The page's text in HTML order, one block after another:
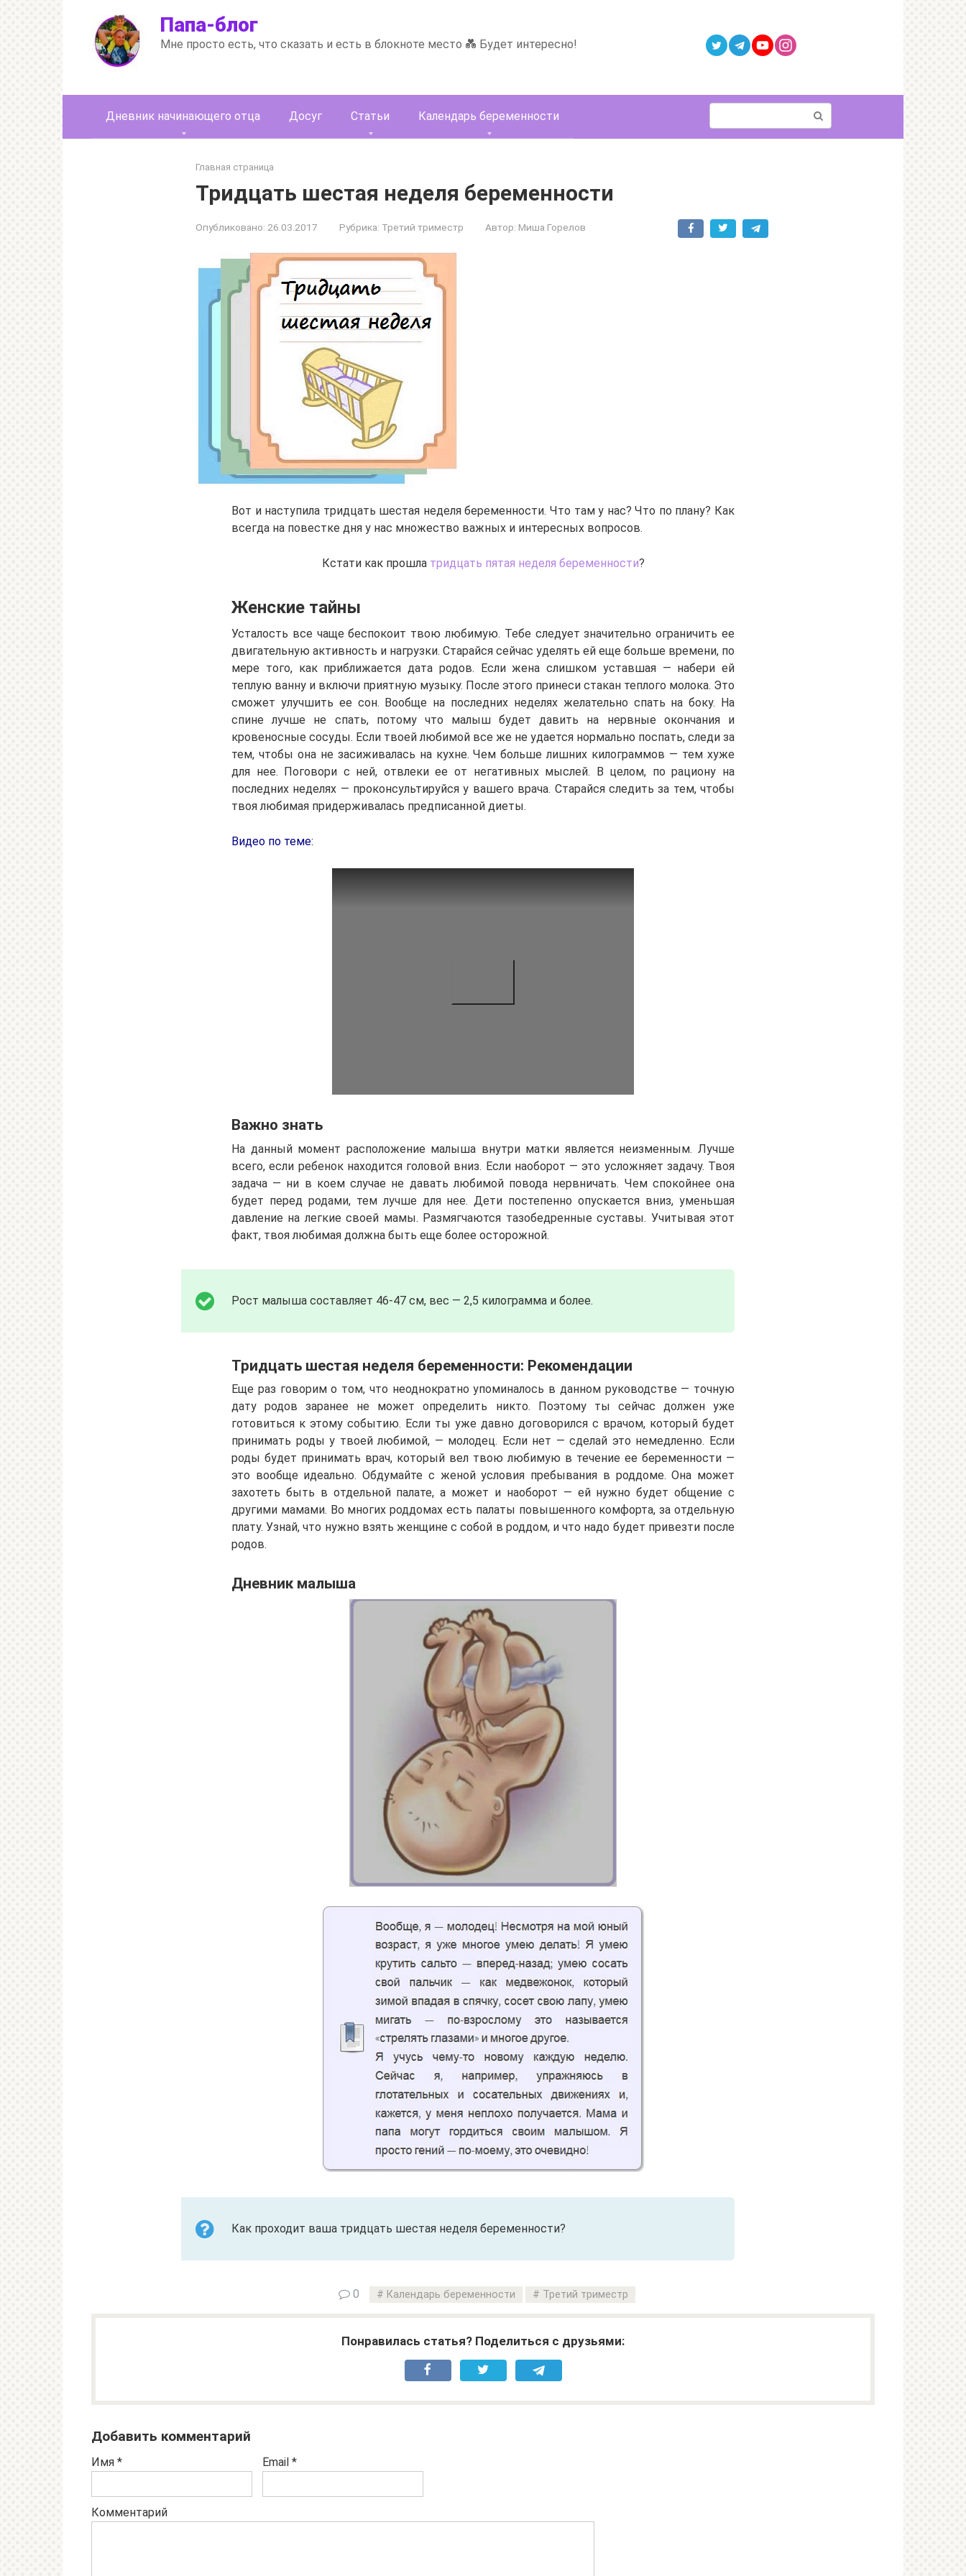
Папа-блог
Мне просто есть, что сказать и есть в блокноте место 💑 Будет интересно!
Дневник начинающего отца Досуг Статьи Календарь беременности
Главная страница
Тридцать шестая неделя беременности
Опубликовано: 26.03.2017 Рубрика: Третий триместр Автор: Миша Горелов
Вот и наступила тридцать шестая неделя беременности. Что там у нас? Что по плану? Как
всегда на повестке дня у нас множество важных и интересных вопросов.
Кстати как прошла тридцать пятая неделя беременности?
Женские тайны
Усталость все чаще беспокоит твою любимую. Тебе следует значительно ограничить ее
двигательную активность и нагрузки. Старайся сейчас уделять ей еще больше времени, по
мере того, как приближается дата родов. Если жена слишком уставшая — набери ей
теплую ванну и включи приятную музыку. После этого принеси стакан теплого молока. Это
сможет улучшить ее сон. Вообще на последних неделях желательно спать на боку. На
спине лучше не спать, потому что малыш будет давить на нервные окончания и
кровеносные сосуды. Если твоей любимой все же не удается нормально поспать, следи за
тем, чтобы она не засиживалась на кухне. Чем больше лишних килограммов — тем хуже
для нее. Поговори с ней, отвлеки ее от негативных мыслей. В целом, по рациону на
последних неделях — проконсультируйся у вашего врача. Старайся следить за тем, чтобы
твоя любимая придерживалась предписанной диеты.
Видео по теме:
Важно знать
На данный момент расположение малыша внутри матки является неизменным. Лучше
всего, если ребенок находится головой вниз. Если наоборот — это усложняет задачу. Твоя
задача — ни в коем случае не давать любимой повода нервничать. Чем спокойнее она
будет перед родами, тем лучше для нее. Дети постепенно опускается вниз, уменьшая
давление на легкие своей мамы. Размягчаются тазобедренные суставы. Учитывая этот
факт, твоя любимая должна быть еще более осторожной.
Рост малыша составляет 46-47 см, вес — 2,5 килограмма и более.
Тридцать шестая неделя беременности: Рекомендации
Еще раз говорим о том, что неоднократно упоминалось в данном руководстве — точную
дату родов заранее не может определить никто. Поэтому ты сейчас должен уже
готовиться к этому событию. Если ты уже давно договорился с врачом, который будет
принимать роды у твоей любимой, — молодец. Если нет — сделай это немедленно. Если
роды будет принимать врач, который вел твою любимую в течение ее беременности —
это вообще идеально. Обдумайте с женой условия пребывания в роддоме. Она может
захотеть быть в отдельной палате, а может и наоборот — ей нужно будет общение с
другими мамами. Во многих роддомах есть палаты повышенного комфорта, за отдельную
плату. Узнай, что нужно взять женщине с собой в роддом, и что надо будет привезти после
родов.
Дневник малыша
Как проходит ваша тридцать шестая неделя беременности?
0 Календарь беременности Третий триместр
Понравилась статья? Поделиться с друзьями:
Добавить комментарий
Имя * Email *
Комментарий